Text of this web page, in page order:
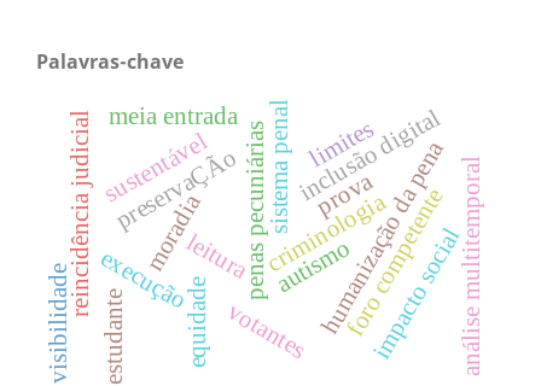
Palavras-chave
penas pecuniárias
preservaÇÃo criminologia
sustentável
leitura humanização da pena
moradia
execução foro competente
sistema penal
impacto social
equidade
reincidência judicial inclusão digital
limites
análise multitemporal
prova
estudante
meia entrada
autismo
visibilidade votantes